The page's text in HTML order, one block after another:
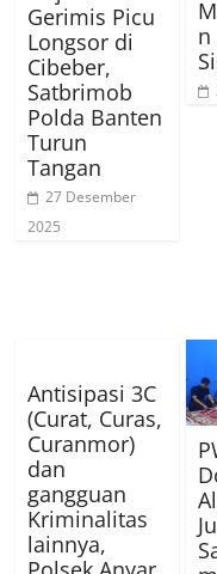
Gerimis Picu
Longsor di
Cibeber,
Satbrimob
Polda Banten
Turun
Tangan
27 Desember
2025
n
Antisipasi 3C
(Curat, Curas,
Curanmor)
dan
gangguan
Kriminalitas
lainnya,